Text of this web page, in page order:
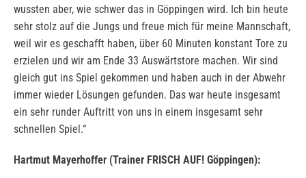
wussten aber, wie schwer das in Göppingen wird. Ich bin heute
sehr stolz auf die Jungs und freue mich für meine Mannschaft,
weil wir es geschafft haben, über 60 Minuten konstant Tore zu
erzielen und wir am Ende 33 Auswärtstore machen. Wir sind
gleich gut ins Spiel gekommen und haben auch in der Abwehr
immer wieder Lösungen gefunden. Das war heute insgesamt
ein sehr runder Auftritt von uns in einem insgesamt sehr
schnellen Spiel.“
Hartmut Mayerhoffer (Trainer FRISCH AUF! Göppingen):